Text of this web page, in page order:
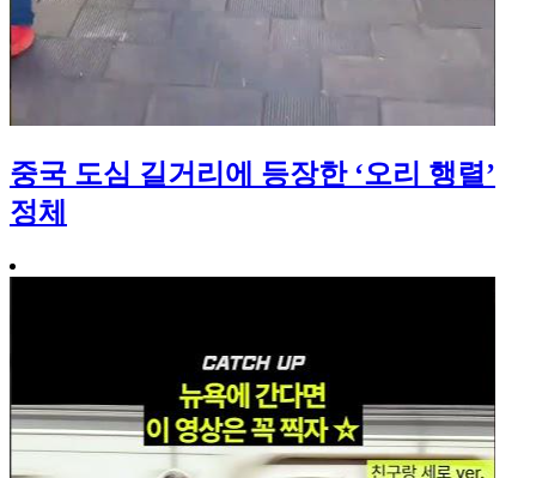
중국 도심 길거리에 등장한 ‘오리 행렬’
정체